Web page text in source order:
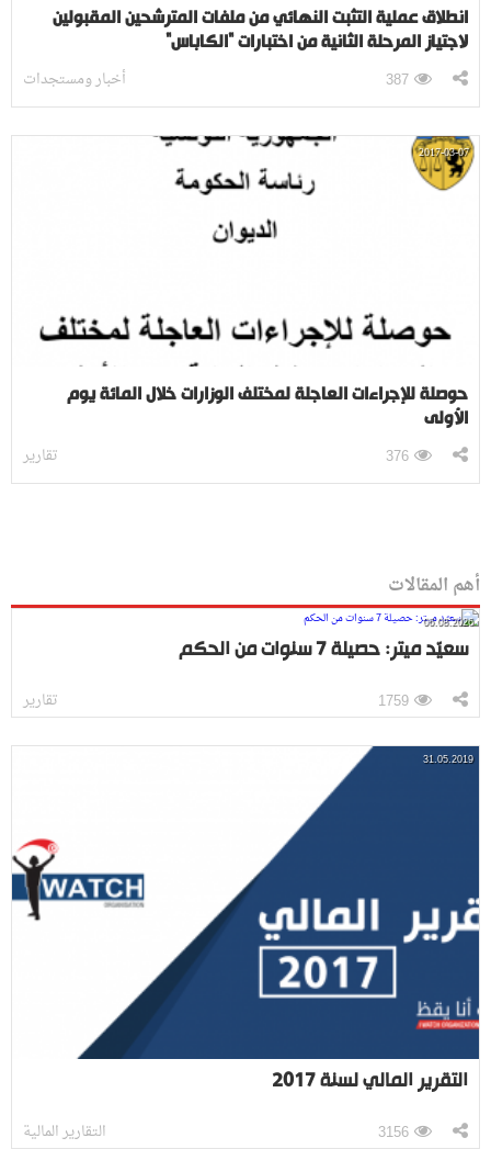
انطلاق عملية التثبت النهائي من ملفات المترشحين المقبولين
لاجتياز المرحلة الثانية من اختبارات "الكاباس"
أخبار ومستجدات 387
2017-03-07
حوصلة للإجراءات العاجلة لمختلف الوزارات خلال المائة يوم
الأولى
تقارير 376
أهم المقالات
06.08.2026
سعيّد ميتر: حصيلة 7 سنوات من الحكم
تقارير 1759
31.05.2019
التقرير المالي لسنة 2017
التقارير المالية 3156